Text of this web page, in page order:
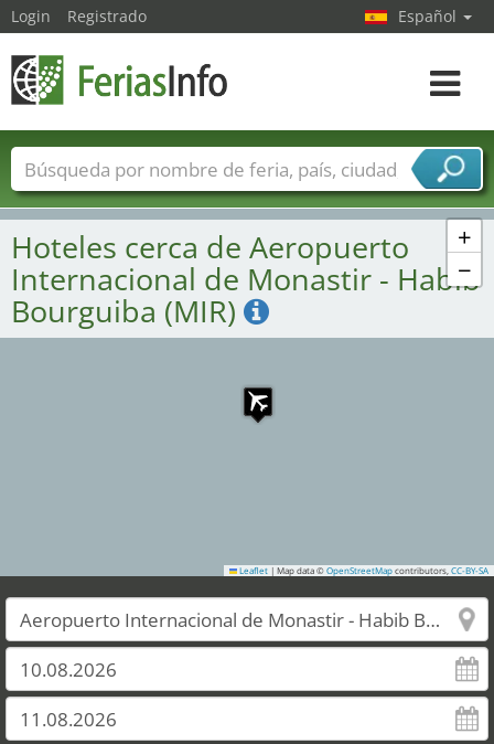
+
−
Leaflet | Map data © OpenStreetMap contributors, CC-BY-SA
Hoteles cerca de Aeropuerto
Internacional de Monastir - Habib
Bourguiba (MIR)
Login Registrado Español
toggle
Nombres de ferias Países
Ciudades
Sectores de ferias
Sectores de proveedor de servicios